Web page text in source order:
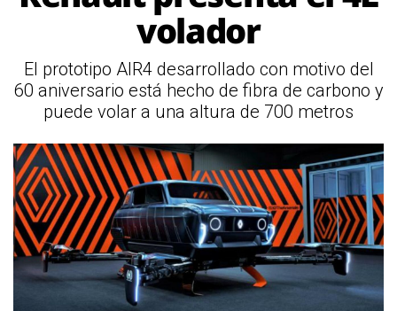
volador
El prototipo AIR4 desarrollado con motivo del
60 aniversario está hecho de fibra de carbono y
puede volar a una altura de 700 metros